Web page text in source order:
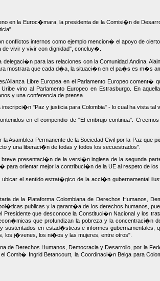
en la Euroc�mara, la presidenta de la Comisi�n de
conflictos internos como ejemplo mencion� el apoyo de
vivir y vivir con dignidad", concluy�.
para las relaciones con la Comunidad Andina,
mostrara que cada d�a, la situaci�n en el pa�s es m�s
Alianza Libre Europea en el Parlamento Europeo
vino al Parlamento Europeo en Estrasburgo. En
y una conferencia de prensa.
"Paz y justicia para Colombia" - lo cual ha vista tal
en el compendio de "El embrujo continua".
la Asamblea Permanente de la Sociedad Civil por la Paz
y una liberaci�n de todas y todos los secuestrados".
presentaci�n de la versi�n inglesa de la segunda
orientar mejor la contribuci�n de la UE al respeto de
ubicar el sentido estrat�gico de la acci�n
de la Plataforma Colombiana de Derechos Humanos,
publicas y la garant�a de los derechos humanos,
que desconoce la Constituci�n Nacional y los
que profundizan la pobreza y la concentraci�n
sustentados en estad�sticas e informes
los j�venes, los ni�os y las mujeres, entre otros".
de Derechos Humanos, Democracia y Desarrollo, por la
Comit� Ingrid Betancourt, la Coordinaci�n Belga para